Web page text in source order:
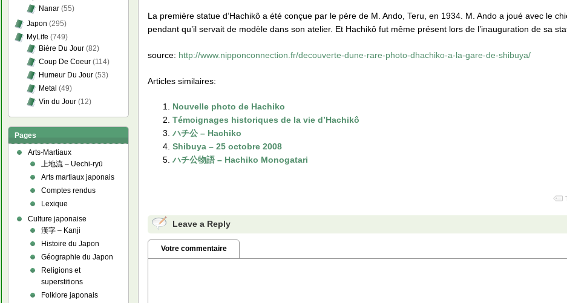
La première statue d’Hachikô a été conçue par le père de M. Ando, Teru, en 1934. M. Ando a joué avec le
pendant qu’il servait de modèle dans son atelier. Et Hachikô fut même présent lors de l’inauguration de sa
source: http://www.nipponconnection.fr/decouverte-dune-rare-photo-dhachiko-a-la-gare-de-shibuya/
Articles similaires:
Nouvelle photo de Hachiko
Témoignages historiques de la vie d’Hachikô
ハチ公 – Hachiko
Shibuya – 25 octobre 2008
ハチ公物語 – Hachiko Monogatari
Leave a Reply
Votre commentaire
Nanar (55)
Japon (295)
MyLife (749)
Bière Du Jour (82)
Coup De Coeur (114)
Humeur Du Jour (53)
Metal (49)
Vin du Jour (12)
Pages
Arts-Martiaux
上地流 – Uechi-ryū
Arts martiaux japonais
Comptes rendus
Lexique
Culture japonaise
漢字 – Kanji
Histoire du Japon
Géographie du Japon
Religions et
superstitions
Folklore japonais